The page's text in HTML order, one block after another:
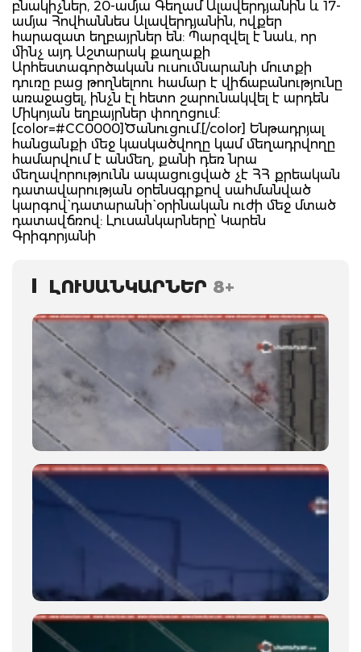
բնակիչներ, 20-ամյա Գեղամ Ալավերդյանին և 17-
ամյա Հովհաննես Ալավերդյանին, ովքեր
հարազատ եղբայրներ են: Պարզվել է նաև, որ
մինչ այդ Աշտարակ քաղաքի
Արհեստագործական ուսումնարանի մուտքի
դուռը բաց թողնելոու համար է վիճաբանությունը
առաջացել, ինչն էլ հետո շարունակվել է արդեն
Միկոյան եղբայրներ փողոցում:
[color=#CC0000]Ծանուցում.[/color] Ենթադրյալ
հանցանքի մեջ կասկածվողը կամ մեղադրվողը
համարվում է անմեղ, քանի դեռ նրա
մեղավորությունն ապացուցված չէ ՀՀ քրեական
դատավարության օրենսգրքով սահմանված
կարգով` դատարանի` օրինական ուժի մեջ մտած
դատավճռով: Լուսանկարները՝ Կարեն
Գրիգորյանի
ԼՈՒՍԱՆԿԱՐՆԵՐ 8+